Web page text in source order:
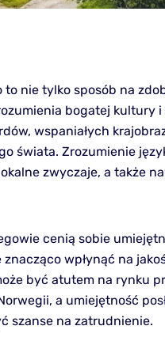
to nie tylko sposób na
bogatej kultury
wspaniałych
świata. Zrozumienie
zwyczaje, a także
cenią sobie
wpłynąć na
być atutem na rynku
a umiejętność
szanse na zatrudnienie.